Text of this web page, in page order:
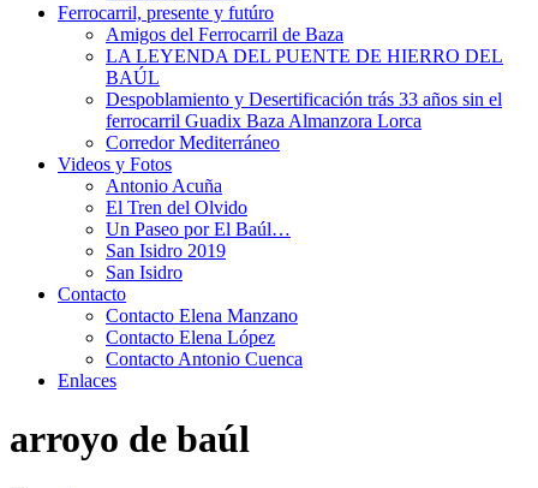
Ferrocarril, presente y futúro
Amigos del Ferrocarril de Baza
LA LEYENDA DEL PUENTE DE HIERRO DEL
BAÚL
Despoblamiento y Desertificación trás 33 años sin el
ferrocarril Guadix Baza Almanzora Lorca
Corredor Mediterráneo
Videos y Fotos
Antonio Acuña
El Tren del Olvido
Un Paseo por El Baúl…
San Isidro 2019
San Isidro
Contacto
Contacto Elena Manzano
Contacto Elena López
Contacto Antonio Cuenca
Enlaces
arroyo de baúl